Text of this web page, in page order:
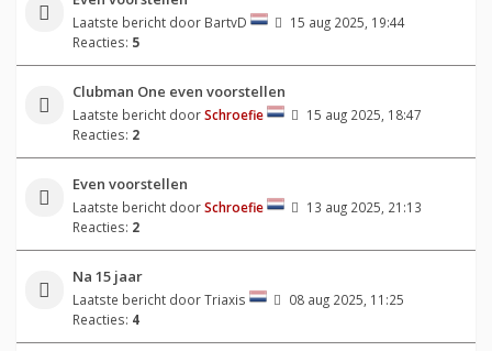
Laatste bericht door BartvD
15 aug 2025, 19:44
Reacties: 5
Clubman One even voorstellen
Laatste bericht doorSchroefie
15 aug 2025, 18:47
Reacties: 2
Even voorstellen
Laatste bericht doorSchroefie
13 aug 2025, 21:13
Reacties: 2
Na 15 jaar
Laatste bericht doorTriaxis
08 aug 2025, 11:25
Reacties: 4